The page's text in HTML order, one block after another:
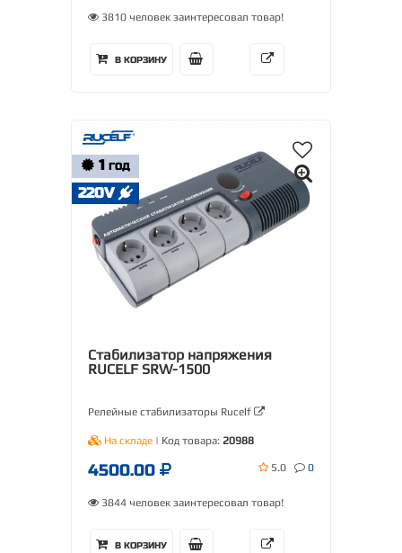
3810 человек заинтересовал товар!
В КОРЗИНУ
1 ГОД
220V
Стабилизатор напряжения
RUCELF SRW-1500
Релейные стабилизаторы Rucelf
На складе | Код товара: 20988
4500.00 5.0 0
3844 человек заинтересовал товар!
В КОРЗИНУ